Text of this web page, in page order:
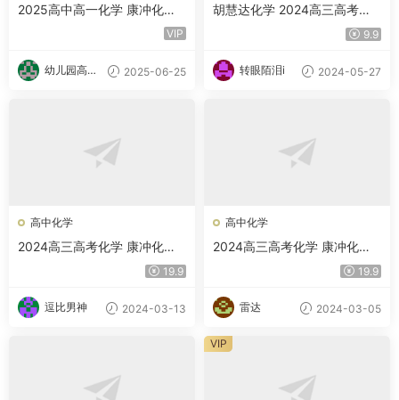
2025高中高一化学 康冲化学
VIP
幼儿园高材
2025-06-25
胡慧达化学 2024高三高考化
9.9
转眼陌泪i 2024-05-27
高中化学
2024高三高考化学 康冲化学
19.9
逗比男神 2024-03-13
高中化学
2024高三高考化学 康冲化学
二轮精讲A+春季班 百度云网19.9
雷达 2024-03-05
VIP